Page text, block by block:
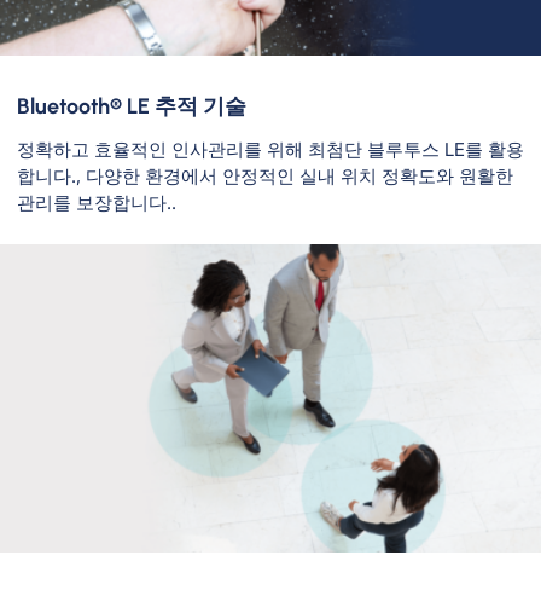
Bluetooth® LE 추적 기술
정확하고 효율적인 인사관리를 위해 최첨단 블루투스 LE를 활용
합니다., 다양한 환경에서 안정적인 실내 위치 정확도와 원활한
관리를 보장합니다..